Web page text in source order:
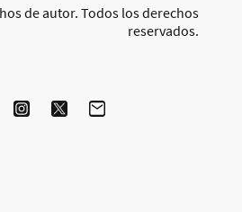
de autor. Todos los derechos
reservados.